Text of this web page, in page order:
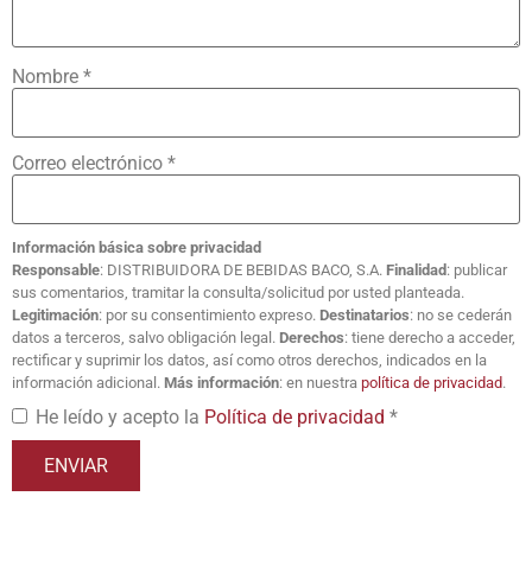
Nombre *
Correo electrónico *
Información básica sobre privacidad
Responsable: DISTRIBUIDORA DE BEBIDAS BACO, S.A. Finalidad: publicar
sus comentarios, tramitar la consulta/solicitud por usted planteada.
Legitimación: por su consentimiento expreso. Destinatarios: no se cederán
datos a terceros, salvo obligación legal. Derechos: tiene derecho a acceder,
rectificar y suprimir los datos, así como otros derechos, indicados en la
información adicional. Más información: en nuestra política de privacidad.
He leído y acepto la Política de privacidad *